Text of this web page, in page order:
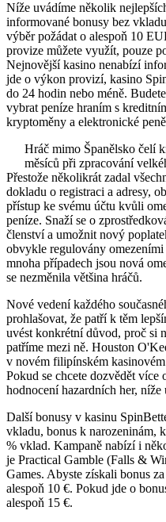
Níže uvádíme několik
informované bonusy bez
výběr požádat o alespoň 10
provize můžete využít, pouze
Nejnovější kasino nenabízí
jde o výkon provizí, kasino
do 24 hodin nebo méně.
vybrat peníze hraním s
kryptoměny a elektronické
Hráč mimo Španělsko čelí
měsíců při zpracování
Přestože několikrát zadal
dokladu o registraci a adresy,
přístup ke svému účtu kvůli
peníze. Snaží se o
členství a umožnit nový
obvykle regulovány
mnoha případech jsou nová
se nezměnila většina hráčů.
Nové vedení každého
prohlašovat, že patří k těm
uvést konkrétní důvod, proč si
patříme mezi ně. Houston
v novém filipínském
Pokud se chcete dozvědět více
hodnocení hazardních her,
Další bonusy v kasinu
vkladu, bonus k narozeninám,
% vklad. Kampaně nabízí i
je Practical Gamble (Falls &
Games. Abyste získali bonus
alespoň 10 €. Pokud jde o
alespoň 15 €.